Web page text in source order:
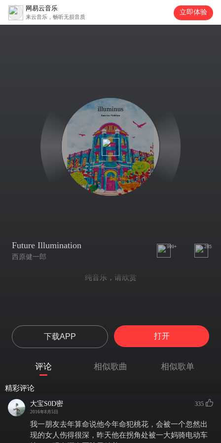
网易云音乐
来云音乐，畅听无损音质
立即体验
Future Illumination
西原健一郎
999+ 285
纯音乐，请欣赏
下载APP 打开
评论 相似歌曲 相似歌单
精彩评论
大宝S0D密
2016年8月5日
335
我一朋友去年算命说他今年命犯桃花，会被一个忽然出
现的女人伤得很深，昨天他在拐角处被一大妈骑电动车